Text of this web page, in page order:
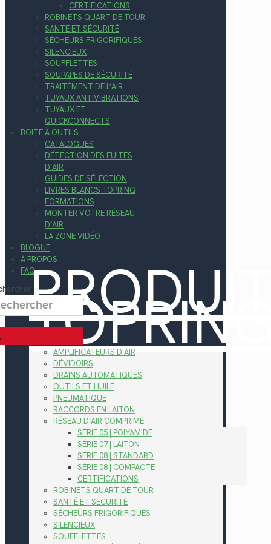
CERTIFICATIONS
ROBINETS QUART DE TOUR
SANTÉ ET SÉCURITÉ
SÉCHEURS FRIGORIFIQUES
SILENCIEUX
SOUFFLETTES
SOUPAPES DE SÉCURITÉ
TRAITEMENT DE L’AIR
TUYAUX ANTIVIBRATIONS
TUYAUX ET
QUICKCONNECTS
BOITE À OUTILS
CATALOGUES
DÉTECTION DES FUITES
D’AIR
GUIDES DE SÉLECTION
LIVRES BLANCS TOPRING
FORMATIONS
MONTER VOTRE RÉSEAU
D’AIR
LA ZONE VIDÉO
BLOGUE
À PROPOS
FAQ
AMPLIFICATEURS D’AIR
DÉVIDOIRS
DRAINS AUTOMATIQUES
OUTILS ET HUILE
PNEUMATIQUE
RACCORDS EN LAITON
RÉSEAU D’AIR COMPRIMÉ
SÉRIE 05 | POLYAMIDE
SÉRIE 07 | LAITON
SÉRIE 08 | STANDARD
SÉRIE 08 | COMPACTE
CERTIFICATIONS
ROBINETS QUART DE TOUR
SANTÉ ET SÉCURITÉ
SÉCHEURS FRIGORIFIQUES
SILENCIEUX
SOUFFLETTES